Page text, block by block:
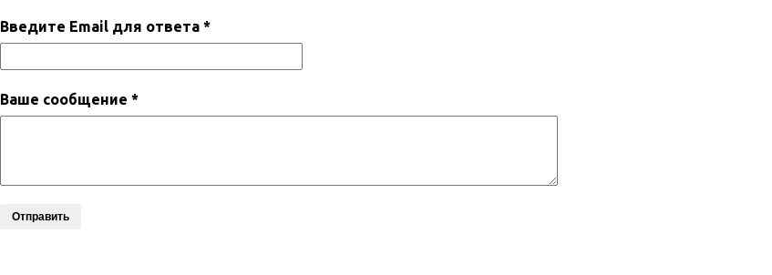
Введите Email для ответа *
Ваше сообщение *
Отправить